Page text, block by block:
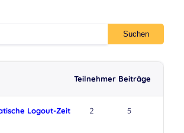
Teilnehmer Beiträge
Logout-Zeit
2 5